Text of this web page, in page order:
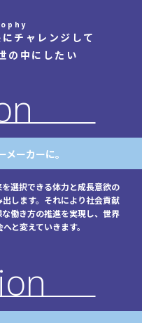
チャレンジして
の中にしたい
ーカーに。
選択できる体力と成長意欲の
します。それにより社会貢献
働き方の推進を実現し、世界
と変えていきます。